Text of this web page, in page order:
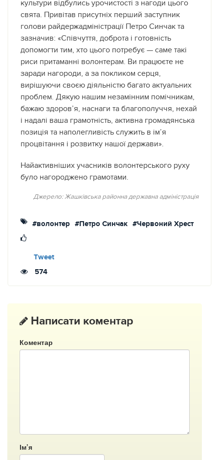
культури відбулись урочистості з нагоди цього
свята. Привітав присутніх перший заступник
голови райдержадміністрації Петро Синчак та
зазначив: «Співчуття, доброта і готовність
допомогти тим, хто цього потребує — саме такі
риси притаманні волонтерам. Ви працюєте не
заради нагороди, а за покликом серця,
вирішуючи своєю діяльністю багато актуальних
проблем. Дякую нашим незамінним помічникам,
бажаю здоров’я, наснаги та благополуччя, нехай
і надалі ваша грамотність, активна громадянська
позиція та наполегливість служить в ім’я
процвітання і розвитку нашої держави».
Найактивніших учасників волонтерського руху
було нагороджено грамотами.
Джерело: Жашківська районна державна адміністрація
#волонтер #Петро Синчак #Червоний Хрест
Tweet
574
Написати коментар
Коментар
Ім’я